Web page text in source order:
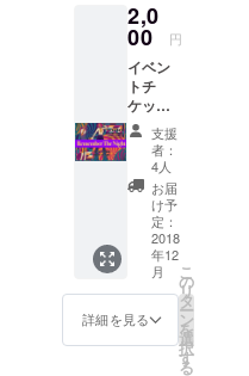
2,0
00 円
イベン
トチ
ケット1
枚 ＊イ
ベント
チケッ
トに関
して
は、イ
ベント
ご来場
時に支
援者さ
まのお
名前と
支援完
支援
者：
4人
お届
け予
定：
2018
年12
月
詳細を見る
こ
の
リ
タ
ー
ン
を
選
択
す
る